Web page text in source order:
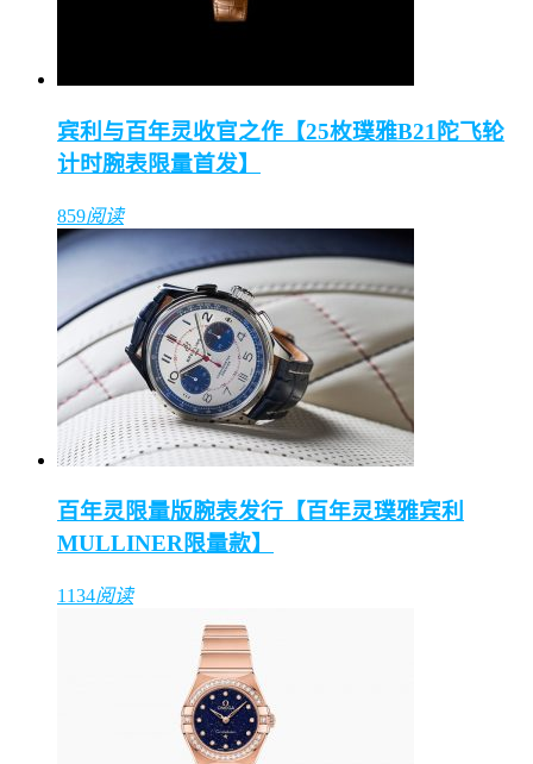
宾利与百年灵收官之作【25枚璞雅B21陀飞轮
计时腕表限量首发】
859阅读
百年灵限量版腕表发行【百年灵璞雅宾利
MULLINER限量款】
1134阅读